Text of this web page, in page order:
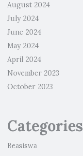
August 2024
July 2024
June 2024
May 2024
April 2024
November 2023
October 2023
Categories
Beasiswa